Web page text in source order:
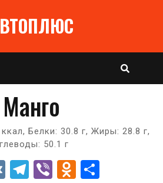
Манго
Белки: 30.8 г, Жиры: 28.8 г,
50.1 г
V T Vi O